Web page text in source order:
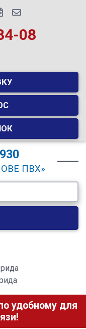
08
ПВХ»
удобному для